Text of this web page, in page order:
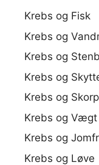
Krebs og Fisk
Krebs og
Krebs og
Krebs og
Krebs og
Krebs og Vægt
Krebs og
Krebs og Løve